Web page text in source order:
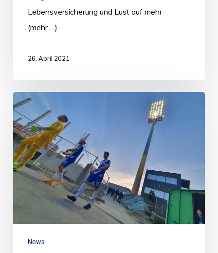
Lebensversicherung und Lust auf mehr
(mehr …)
26. April 2021
News